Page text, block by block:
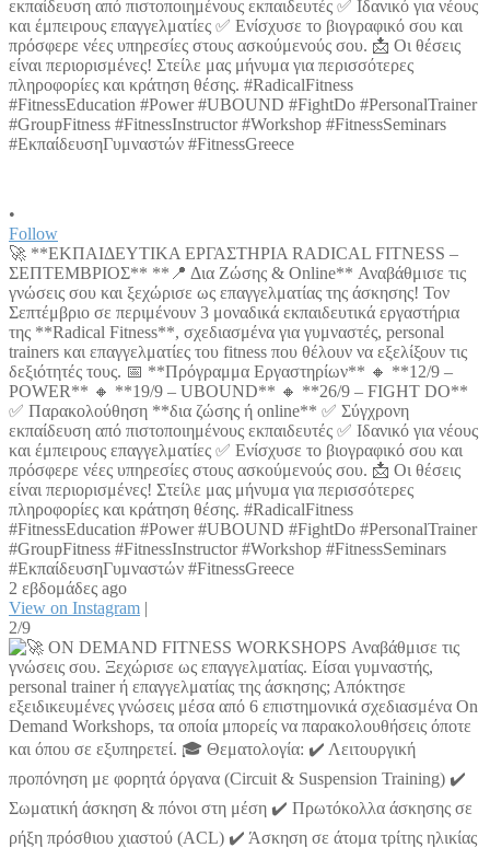
•
Follow
🚀 **ΕΚΠΑΙΔΕΥΤΙΚΑ ΕΡΓΑΣΤΗΡΙΑ RADICAL FITNESS –
ΣΕΠΤΕΜΒΡΙΟΣ** **📍 Δια Ζώσης & Online** Αναβάθμισε τις
γνώσεις σου και ξεχώρισε ως επαγγελματίας της άσκησης! Τον
Σεπτέμβριο σε περιμένουν 3 μοναδικά εκπαιδευτικά εργαστήρια
της **Radical Fitness**, σχεδιασμένα για γυμναστές, personal
trainers και επαγγελματίες του fitness που θέλουν να εξελίξουν τις
δεξιότητές τους. 📅 **Πρόγραμμα Εργαστηρίων** 🔸 **12/9 –
POWER** 🔸 **19/9 – UBOUND** 🔸 **26/9 – FIGHT DO**
✅ Παρακολούθηση **δια ζώσης ή online** ✅ Σύγχρονη
εκπαίδευση από πιστοποιημένους εκπαιδευτές ✅ Ιδανικό για νέους
και έμπειρους επαγγελματίες ✅ Ενίσχυσε το βιογραφικό σου και
πρόσφερε νέες υπηρεσίες στους ασκούμενούς σου. 📩 Οι θέσεις
είναι περιορισμένες! Στείλε μας μήνυμα για περισσότερες
πληροφορίες και κράτηση θέσης. #RadicalFitness
#FitnessEducation #Power #UBOUND #FightDo #PersonalTrainer
#GroupFitness #FitnessInstructor #Workshop #FitnessSeminars
#ΕκπαίδευσηΓυμναστών #FitnessGreece
2 εβδομάδες ago
View on Instagram |
2/9